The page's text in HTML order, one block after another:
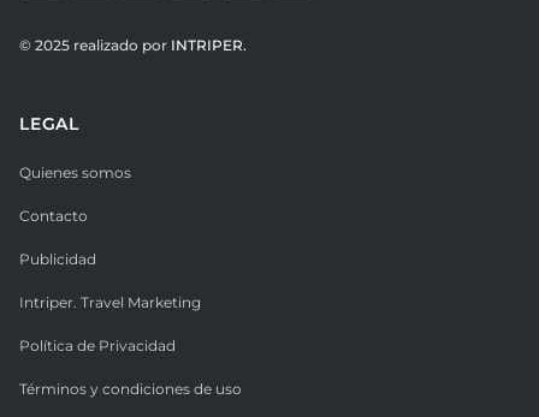
© 2025 realizado por INTRIPER.
LEGAL
Quienes somos
Contacto
Publicidad
Intriper. Travel Marketing
Política de Privacidad
Términos y condiciones de uso